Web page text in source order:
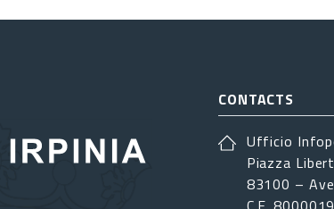
CONTACTS
Ufficio
Piazza
83100 –